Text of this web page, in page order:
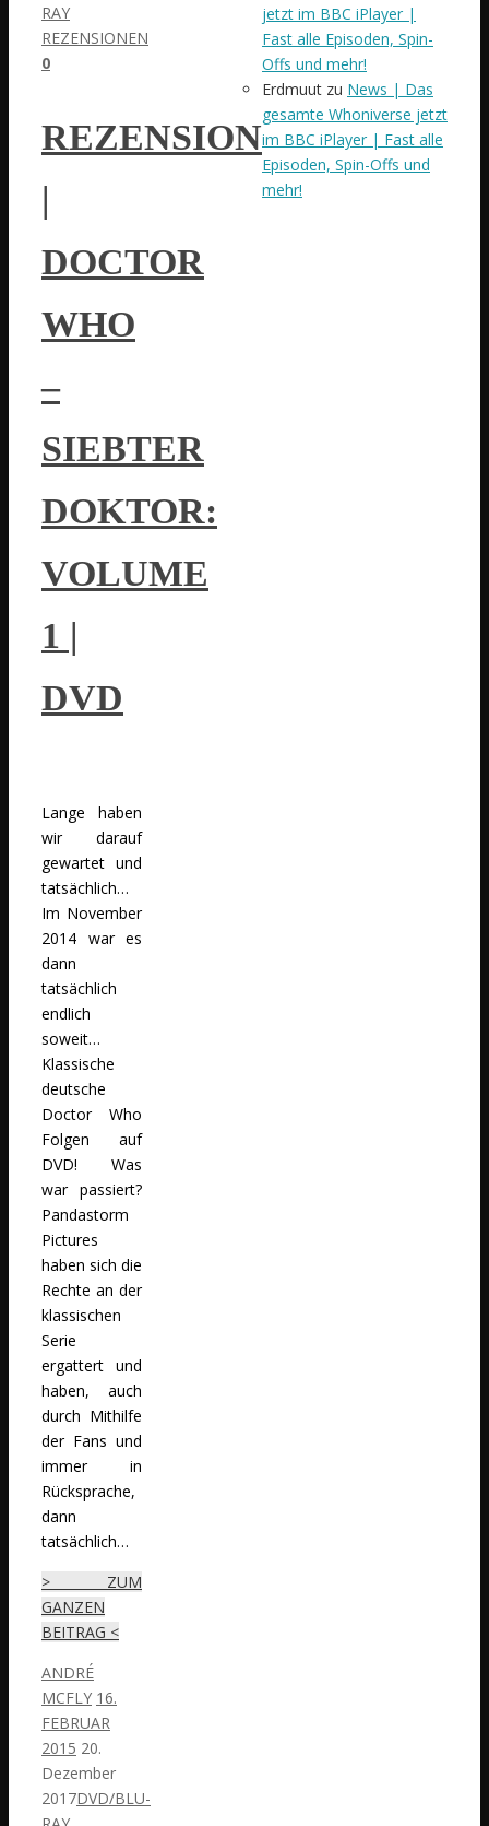
RAY
REZENSIONEN
0
REZENSION
|
DOCTOR
WHO
–
SIEBTER
DOKTOR:
VOLUME
1 |
DVD
Lange haben
wir darauf
gewartet und
tatsächlich…
Im November
2014 war es
dann
tatsächlich
endlich
soweit…
Klassische
deutsche
Doctor Who
Folgen auf
DVD! Was
war passiert?
Pandastorm
Pictures
haben sich die
Rechte an der
klassischen
Serie
ergattert und
haben, auch
durch Mithilfe
der Fans und
immer in
Rücksprache,
dann
tatsächlich…
> ZUM
GANZEN
BEITRAG <
ANDRÉ
MCFLY 16.
FEBRUAR
2015 20.
Dezember
2017DVD/BLU-
jetzt im BBC iPlayer |
Fast alle Episoden, Spin-
Offs und mehr!
Erdmuut zu News | Das
gesamte Whoniverse jetzt
im BBC iPlayer | Fast alle
Episoden, Spin-Offs und
mehr!